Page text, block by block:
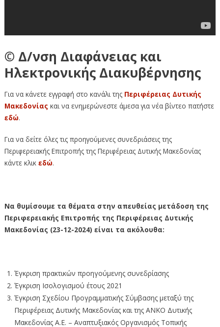
© Δ/νση Διαφάνειας και
Ηλεκτρονικής Διακυβέρνησης
Για να κάνετε εγγραφή στο κανάλι της Περιφέρειας Δυτικής
Μακεδονίας και να ενημερώνεστε άμεσα για νέα βίντεο πατήστε
εδώ.
Για να δείτε όλες τις προηγούμενες συνεδριάσεις της
Περιφερειακής Επιτροπής της Περιφέρειας Δυτικής Μακεδονίας
κάντε κλικ εδώ.
Να θυμίσουμε τα θέματα στην απευθείας μετάδοση της
Περιφερειακής Επιτροπής της Περιφέρειας Δυτικής
Μακεδονίας (23-12-2024) είναι τα ακόλουθα:
Έγκριση πρακτικών προηγούμενης συνεδρίασης
Έγκριση Ισολογισμού έτους 2021
Έγκριση Σχεδίου Προγραμματικής Σύμβασης μεταξύ της
Περιφέρειας Δυτικής Μακεδονίας και της ΑΝΚΟ Δυτικής
Μακεδονίας Α.Ε. – Αναπτυξιακός Οργανισμός Τοπικής